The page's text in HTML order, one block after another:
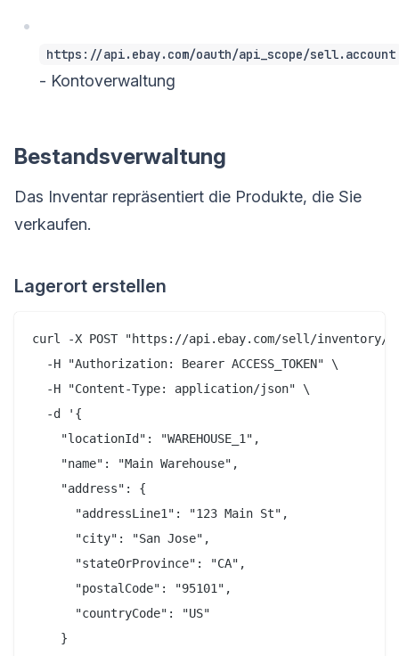
https://api.ebay.com/oauth/api_scope/sell.account
- Kontoverwaltung
Bestandsverwaltung
Das Inventar repräsentiert die Produkte, die Sie
verkaufen.
Lagerort erstellen
curl -X POST "https://api.ebay.com/sell/inventory/
  -H "Authorization: Bearer ACCESS_TOKEN" \
  -H "Content-Type: application/json" \
  -d '{
    "locationId": "WAREHOUSE_1",
    "name": "Main Warehouse",
    "address": {
      "addressLine1": "123 Main St",
      "city": "San Jose",
      "stateOrProvince": "CA",
      "postalCode": "95101",
      "countryCode": "US"
    }